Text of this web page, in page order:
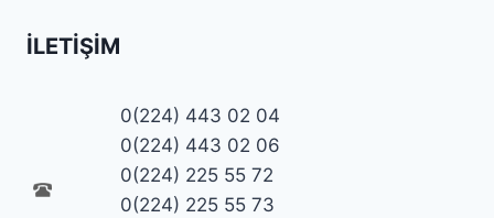
İLETIŞIM
0(224) 443 02 04
0(224) 443 02 06
0(224) 225 55 72
0(224) 225 55 73